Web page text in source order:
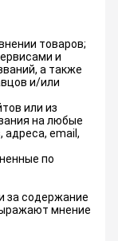
товаров;
и
а также
и/или
или из
на любые
адреса, email,
по
за содержание
мнение